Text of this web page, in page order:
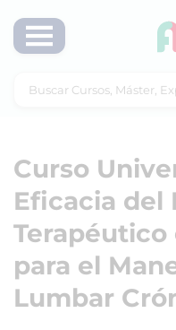
Curso
Eficacia del
Terapéutico
para el
Lumbar